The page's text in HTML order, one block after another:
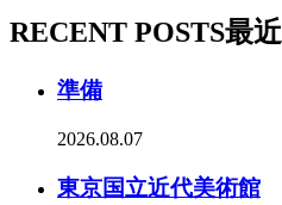
RECENT POSTS最
準備
2026.08.07
東京国立近代美術館